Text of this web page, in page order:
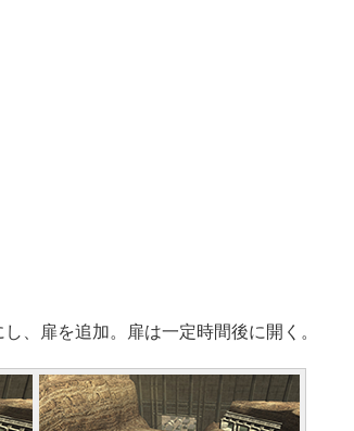
、扉を追加。扉は一定時間後に開く。